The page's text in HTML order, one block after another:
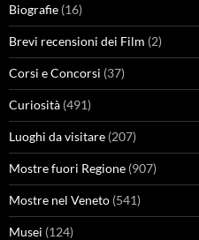
Biografie (16)
Brevi recensioni dei Film (2)
Corsi e Concorsi (37)
Curiosità (491)
Luoghi da visitare (207)
Mostre fuori Regione (907)
Mostre nel Veneto (541)
Musei (124)